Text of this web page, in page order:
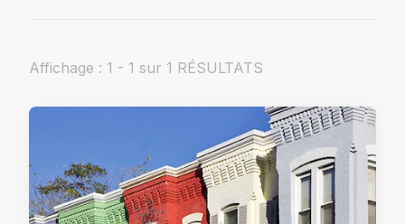
Affichage : 1 - 1 sur 1 RÉSULTATS